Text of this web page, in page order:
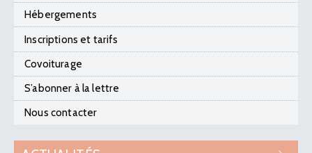
Hébergements
Inscriptions et tarifs
Covoiturage
S’abonner à la lettre
Nous contacter